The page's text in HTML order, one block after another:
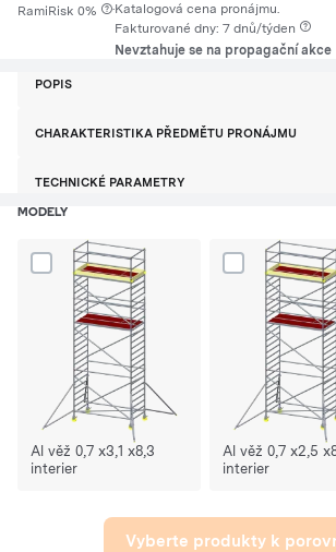
RamiRisk 0% ·Katalogová cena pronájmu.
Fakturované dny: 7 dnů/týden
Nevztahuje se na propagační akce
POPIS
CHARAKTERISTIKA PŘEDMĚTU PRONÁJMU
TECHNICKÉ PARAMETRY
MODELY
Dodaj produkt Al věž 0,7 x3,1 x8,3 interier do
Al věž 0,7 x3,1 x8,3
interier
Dodaj produkt
Al věž 0,7 x2,5
interier
Vyberte produkty k